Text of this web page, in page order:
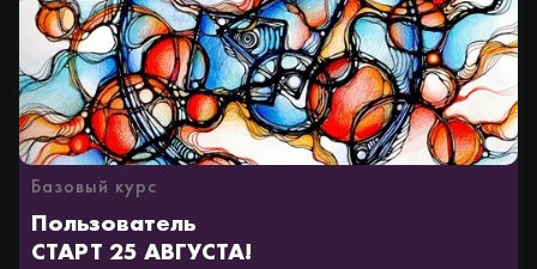
Базовый курс
Пользователь
СТАРТ 25 АВГУСТА!